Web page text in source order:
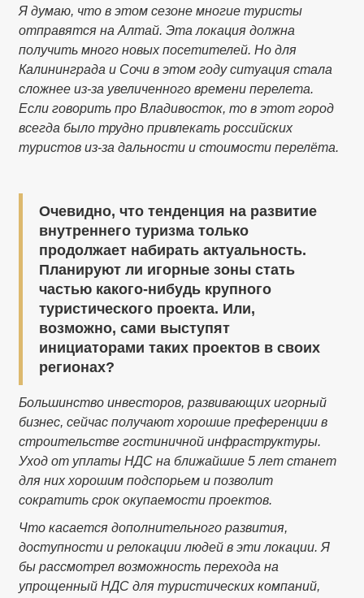
Я думаю, что в этом сезоне многие туристы
отправятся на Алтай. Эта локация должна
получить много новых посетителей. Но для
Калининграда и Сочи в этом году ситуация стала
сложнее из-за увеличенного времени перелета.
Если говорить про Владивосток, то в этот город
всегда было трудно привлекать российских
туристов из-за дальности и стоимости перелёта.
Очевидно, что тенденция на развитие
внутреннего туризма только
продолжает набирать актуальность.
Планируют ли игорные зоны стать
частью какого-нибудь крупного
туристического проекта. Или,
возможно, сами выступят
инициаторами таких проектов в своих
регионах?
Большинство инвесторов, развивающих игорный
бизнес, сейчас получают хорошие преференции в
строительстве гостиничной инфраструктуры.
Уход от уплаты НДС на ближайшие 5 лет станет
для них хорошим подспорьем и позволит
сократить срок окупаемости проектов.
Что касается дополнительного развития,
доступности и релокации людей в эти локации. Я
бы рассмотрел возможность перехода на
упрощенный НДС для туристических компаний,